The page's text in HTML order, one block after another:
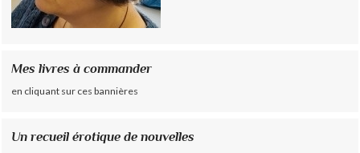
Mes livres à commander
en cliquant sur ces bannières
Un recueil érotique de nouvelles